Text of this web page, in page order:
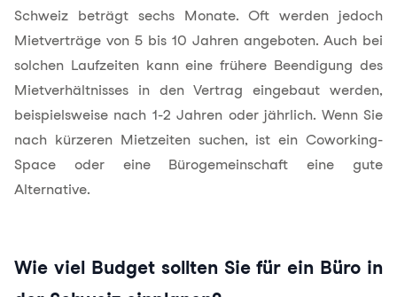
Schweiz beträgt sechs Monate. Oft werden jedoch
Mietverträge von 5 bis 10 Jahren angeboten. Auch bei
solchen Laufzeiten kann eine frühere Beendigung des
Mietverhältnisses in den Vertrag eingebaut werden,
beispielsweise nach 1-2 Jahren oder jährlich. Wenn Sie
nach kürzeren Mietzeiten suchen, ist ein Coworking-
Space oder eine Bürogemeinschaft eine gute
Alternative.
Wie viel Budget sollten Sie für ein Büro in